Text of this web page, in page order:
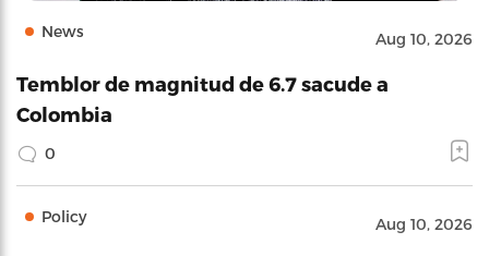
News Aug 10, 2026
Temblor de magnitud de 6.7 sacude a
Colombia
0
Policy Aug 10, 2026